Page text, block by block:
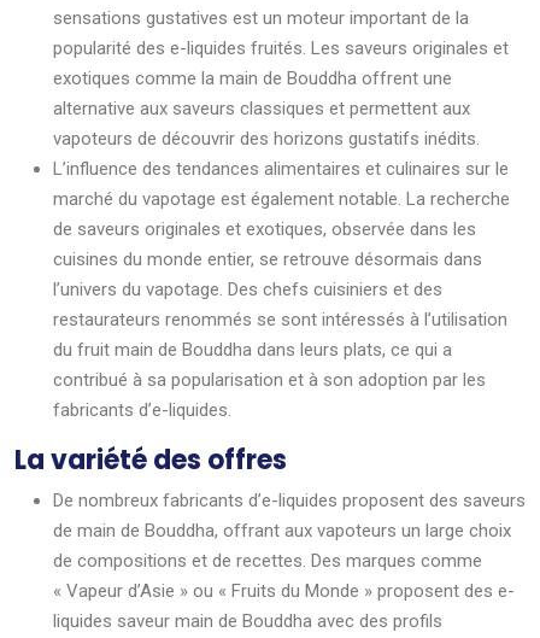
sensations gustatives est un moteur important de la
popularité des e-liquides fruités. Les saveurs originales et
exotiques comme la main de Bouddha offrent une
alternative aux saveurs classiques et permettent aux
vapoteurs de découvrir des horizons gustatifs inédits.
L’influence des tendances alimentaires et culinaires sur le
marché du vapotage est également notable. La recherche
de saveurs originales et exotiques, observée dans les
cuisines du monde entier, se retrouve désormais dans
l’univers du vapotage. Des chefs cuisiniers et des
restaurateurs renommés se sont intéressés à l’utilisation
du fruit main de Bouddha dans leurs plats, ce qui a
contribué à sa popularisation et à son adoption par les
fabricants d’e-liquides.
La variété des offres
De nombreux fabricants d’e-liquides proposent des saveurs
de main de Bouddha, offrant aux vapoteurs un large choix
de compositions et de recettes. Des marques comme
« Vapeur d’Asie » ou « Fruits du Monde » proposent des e-
liquides saveur main de Bouddha avec des profils